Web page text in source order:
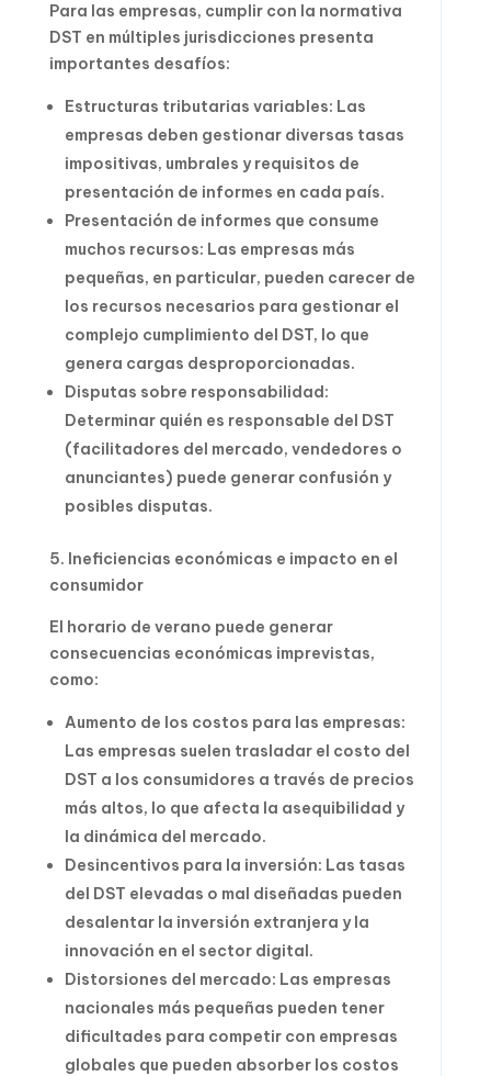
Para las empresas, cumplir con la normativa
DST en múltiples jurisdicciones presenta
importantes desafíos:
Estructuras tributarias variables: Las
empresas deben gestionar diversas tasas
impositivas, umbrales y requisitos de
presentación de informes en cada país.
Presentación de informes que consume
muchos recursos: Las empresas más
pequeñas, en particular, pueden carecer de
los recursos necesarios para gestionar el
complejo cumplimiento del DST, lo que
genera cargas desproporcionadas.
Disputas sobre responsabilidad:
Determinar quién es responsable del DST
(facilitadores del mercado, vendedores o
anunciantes) puede generar confusión y
posibles disputas.
5. Ineficiencias económicas e impacto en el
consumidor
El horario de verano puede generar
consecuencias económicas imprevistas,
como:
Aumento de los costos para las empresas:
Las empresas suelen trasladar el costo del
DST a los consumidores a través de precios
más altos, lo que afecta la asequibilidad y
la dinámica del mercado.
Desincentivos para la inversión: Las tasas
del DST elevadas o mal diseñadas pueden
desalentar la inversión extranjera y la
innovación en el sector digital.
Distorsiones del mercado: Las empresas
nacionales más pequeñas pueden tener
dificultades para competir con empresas
globales que pueden absorber los costos